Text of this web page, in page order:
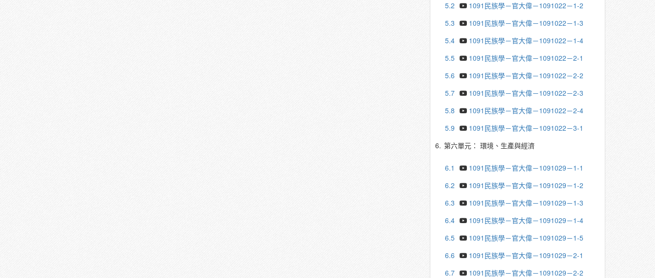
5.2
1091民族學－官大偉－1091022－1-2
5.3
1091民族學－官大偉－1091022－1-3
5.4
1091民族學－官大偉－1091022－1-4
5.5
1091民族學－官大偉－1091022－2-1
5.6
1091民族學－官大偉－1091022－2-2
5.7
1091民族學－官大偉－1091022－2-3
5.8
1091民族學－官大偉－1091022－2-4
5.9
1091民族學－官大偉－1091022－3-1
6. 第六單元： 環境、生產與經濟
6.1
1091民族學－官大偉－1091029－1-1
6.2
1091民族學－官大偉－1091029－1-2
6.3
1091民族學－官大偉－1091029－1-3
6.4
1091民族學－官大偉－1091029－1-4
6.5
1091民族學－官大偉－1091029－1-5
6.6
1091民族學－官大偉－1091029－2-1
6.7
1091民族學－官大偉－1091029－2-2